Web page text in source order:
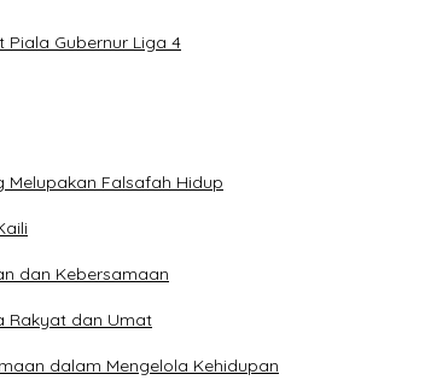
Piala Gubernur Liga 4
Melupakan Falsafah Hidup
dan Kebersamaan
Rakyat dan Umat
dalam Mengelola Kehidupan